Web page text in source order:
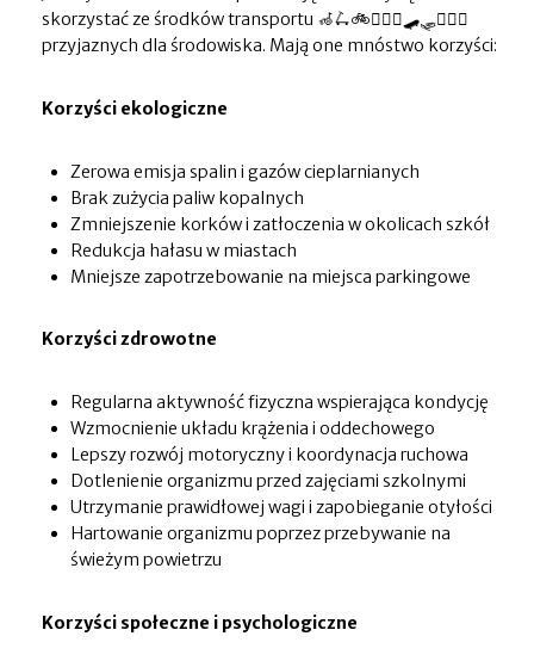
skorzystać ze środków transportu 🦽🛴🚲🏊🏼‍♀️🛹🛷🏄🏽‍♀️
przyjaznych dla środowiska. Mają one mnóstwo korzyści:
Korzyści ekologiczne
Zerowa emisja spalin i gazów cieplarnianych
Brak zużycia paliw kopalnych
Zmniejszenie korków i zatłoczenia w okolicach szkół
Redukcja hałasu w miastach
Mniejsze zapotrzebowanie na miejsca parkingowe
Korzyści zdrowotne
Regularna aktywność fizyczna wspierająca kondycję
Wzmocnienie układu krążenia i oddechowego
Lepszy rozwój motoryczny i koordynacja ruchowa
Dotlenienie organizmu przed zajęciami szkolnymi
Utrzymanie prawidłowej wagi i zapobieganie otyłości
Hartowanie organizmu poprzez przebywanie na
świeżym powietrzu
Korzyści społeczne i psychologiczne